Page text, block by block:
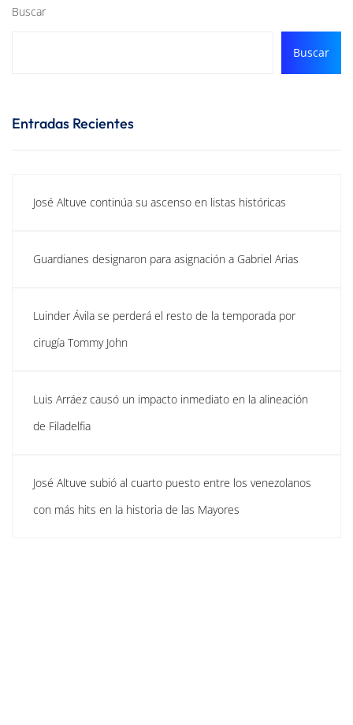
Buscar
Buscar
Entradas Recientes
José Altuve continúa su ascenso en listas históricas
Guardianes designaron para asignación a Gabriel Arias
Luinder Ávila se perderá el resto de la temporada por
cirugía Tommy John
Luis Arráez causó un impacto inmediato en la alineación
de Filadelfia
José Altuve subió al cuarto puesto entre los venezolanos
con más hits en la historia de las Mayores